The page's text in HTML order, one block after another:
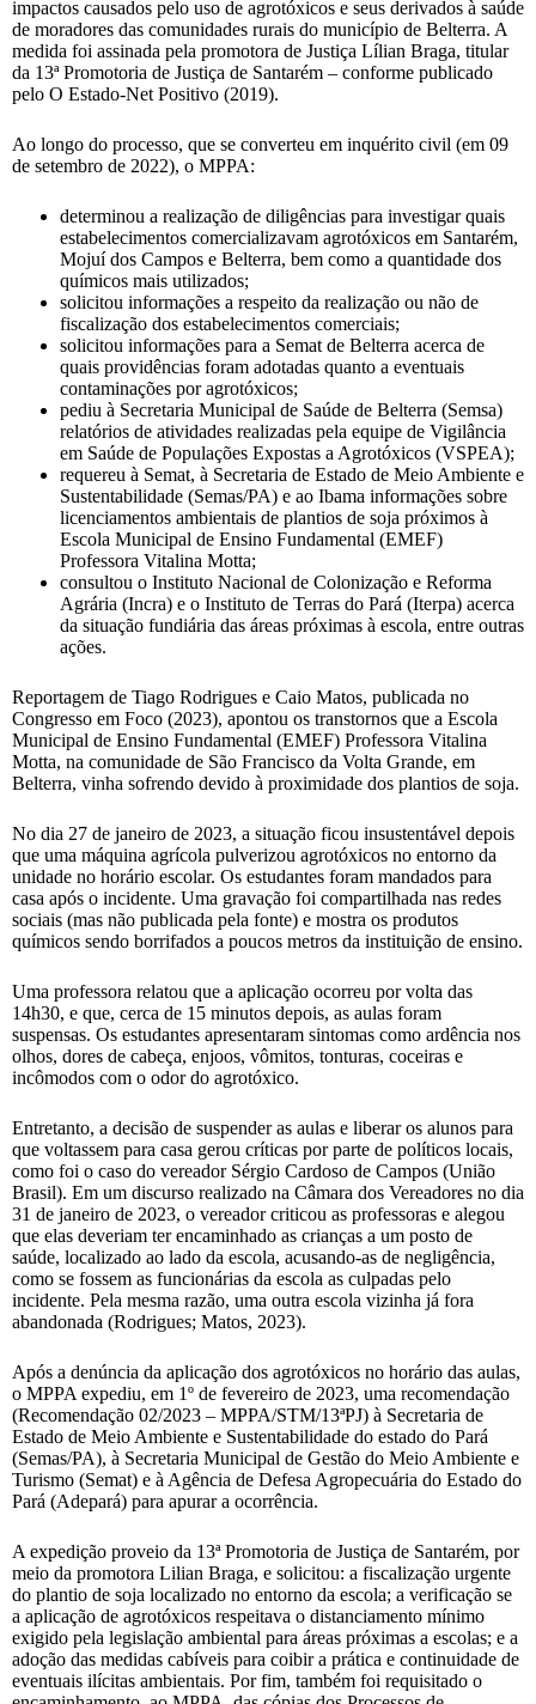
impactos causados pelo uso de agrotóxicos e seus derivados à saúde
de moradores das comunidades rurais do município de Belterra. A
medida foi assinada pela promotora de Justiça Lílian Braga, titular
da 13ª Promotoria de Justiça de Santarém – conforme publicado
pelo O Estado-Net Positivo (2019).
Ao longo do processo, que se converteu em inquérito civil (em 09
de setembro de 2022), o MPPA:
determinou a realização de diligências para investigar quais
estabelecimentos comercializavam agrotóxicos em Santarém,
Mojuí dos Campos e Belterra, bem como a quantidade dos
químicos mais utilizados;
solicitou informações a respeito da realização ou não de
fiscalização dos estabelecimentos comerciais;
solicitou informações para a Semat de Belterra acerca de
quais providências foram adotadas quanto a eventuais
contaminações por agrotóxicos;
pediu à Secretaria Municipal de Saúde de Belterra (Semsa)
relatórios de atividades realizadas pela equipe de Vigilância
em Saúde de Populações Expostas a Agrotóxicos (VSPEA);
requereu à Semat, à Secretaria de Estado de Meio Ambiente e
Sustentabilidade (Semas/PA) e ao Ibama informações sobre
licenciamentos ambientais de plantios de soja próximos à
Escola Municipal de Ensino Fundamental (EMEF)
Professora Vitalina Motta;
consultou o Instituto Nacional de Colonização e Reforma
Agrária (Incra) e o Instituto de Terras do Pará (Iterpa) acerca
da situação fundiária das áreas próximas à escola, entre outras
ações.
Reportagem de Tiago Rodrigues e Caio Matos, publicada no
Congresso em Foco (2023), apontou os transtornos que a Escola
Municipal de Ensino Fundamental (EMEF) Professora Vitalina
Motta, na comunidade de São Francisco da Volta Grande, em
Belterra, vinha sofrendo devido à proximidade dos plantios de soja.
No dia 27 de janeiro de 2023, a situação ficou insustentável depois
que uma máquina agrícola pulverizou agrotóxicos no entorno da
unidade no horário escolar. Os estudantes foram mandados para
casa após o incidente. Uma gravação foi compartilhada nas redes
sociais (mas não publicada pela fonte) e mostra os produtos
químicos sendo borrifados a poucos metros da instituição de ensino.
Uma professora relatou que a aplicação ocorreu por volta das
14h30, e que, cerca de 15 minutos depois, as aulas foram
suspensas. Os estudantes apresentaram sintomas como ardência nos
olhos, dores de cabeça, enjoos, vômitos, tonturas, coceiras e
incômodos com o odor do agrotóxico.
Entretanto, a decisão de suspender as aulas e liberar os alunos para
que voltassem para casa gerou críticas por parte de políticos locais,
como foi o caso do vereador Sérgio Cardoso de Campos (União
Brasil). Em um discurso realizado na Câmara dos Vereadores no dia
31 de janeiro de 2023, o vereador criticou as professoras e alegou
que elas deveriam ter encaminhado as crianças a um posto de
saúde, localizado ao lado da escola, acusando-as de negligência,
como se fossem as funcionárias da escola as culpadas pelo
incidente. Pela mesma razão, uma outra escola vizinha já fora
abandonada (Rodrigues; Matos, 2023).
Após a denúncia da aplicação dos agrotóxicos no horário das aulas,
o MPPA expediu, em 1º de fevereiro de 2023, uma recomendação
(Recomendação 02/2023 – MPPA/STM/13ªPJ) à Secretaria de
Estado de Meio Ambiente e Sustentabilidade do estado do Pará
(Semas/PA), à Secretaria Municipal de Gestão do Meio Ambiente e
Turismo (Semat) e à Agência de Defesa Agropecuária do Estado do
Pará (Adepará) para apurar a ocorrência.
A expedição proveio da 13ª Promotoria de Justiça de Santarém, por
meio da promotora Lilian Braga, e solicitou: a fiscalização urgente
do plantio de soja localizado no entorno da escola; a verificação se
a aplicação de agrotóxicos respeitava o distanciamento mínimo
exigido pela legislação ambiental para áreas próximas a escolas; e a
adoção das medidas cabíveis para coibir a prática e continuidade de
eventuais ilícitas ambientais. Por fim, também foi requisitado o